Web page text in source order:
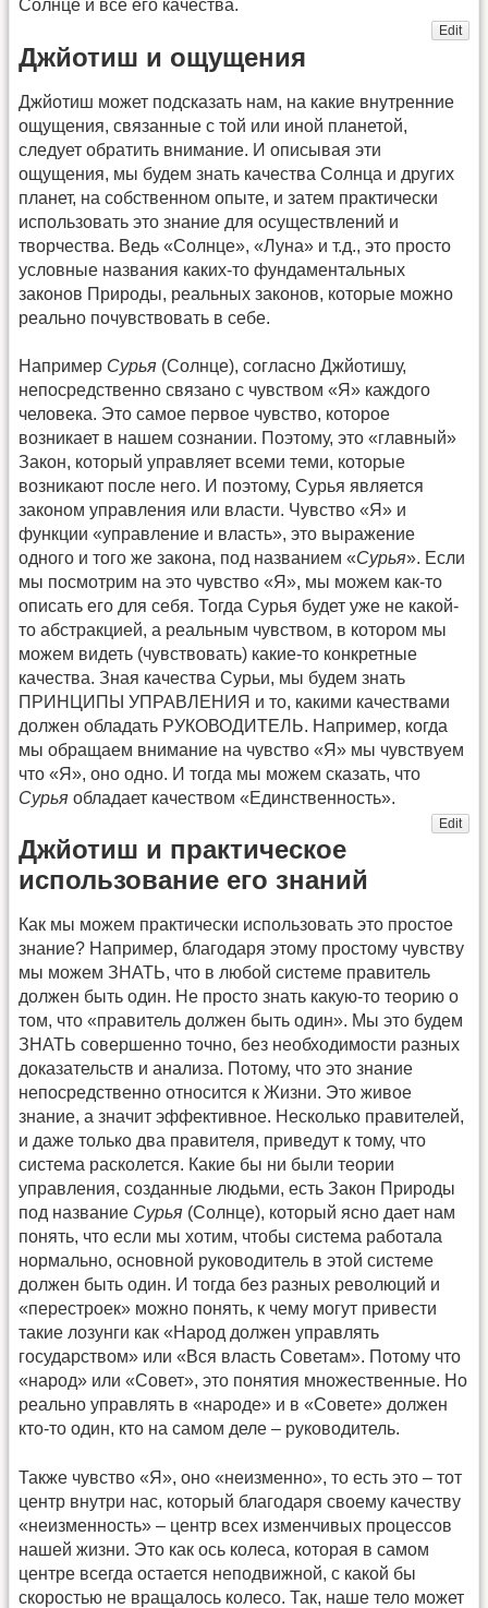
Солнце и все его качества.
Edit
Джйотиш и ощущения
Джйотиш может подсказать нам, на какие внутренние
ощущения, связанные с той или иной планетой,
следует обратить внимание. И описывая эти
ощущения, мы будем знать качества Солнца и других
планет, на собственном опыте, и затем практически
использовать это знание для осуществлений и
творчества. Ведь «Солнце», «Луна» и т.д., это просто
условные названия каких-то фундаментальных
законов Природы, реальных законов, которые можно
реально почувствовать в себе.
Например Сурья (Солнце), согласно Джйотишу,
непосредственно связано с чувством «Я» каждого
человека. Это самое первое чувство, которое
возникает в нашем сознании. Поэтому, это «главный»
Закон, который управляет всеми теми, которые
возникают после него. И поэтому, Сурья является
законом управления или власти. Чувство «Я» и
функции «управление и власть», это выражение
одного и того же закона, под названием «Сурья». Если
мы посмотрим на это чувство «Я», мы можем как-то
описать его для себя. Тогда Сурья будет уже не какой-
то абстракцией, а реальным чувством, в котором мы
можем видеть (чувствовать) какие-то конкретные
качества. Зная качества Сурьи, мы будем знать
ПРИНЦИПЫ УПРАВЛЕНИЯ и то, какими качествами
должен обладать РУКОВОДИТЕЛЬ. Например, когда
мы обращаем внимание на чувство «Я» мы чувствуем
что «Я», оно одно. И тогда мы можем сказать, что
Сурья обладает качеством «Единственность».
Edit
Джйотиш и практическое
использование его знаний
Как мы можем практически использовать это простое
знание? Например, благодаря этому простому чувству
мы можем ЗНАТЬ, что в любой системе правитель
должен быть один. Не просто знать какую-то теорию о
том, что «правитель должен быть один». Мы это будем
ЗНАТЬ совершенно точно, без необходимости разных
доказательств и анализа. Потому, что это знание
непосредственно относится к Жизни. Это живое
знание, а значит эффективное. Несколько правителей,
и даже только два правителя, приведут к тому, что
система расколется. Какие бы ни были теории
управления, созданные людьми, есть Закон Природы
под название Сурья (Солнце), который ясно дает нам
понять, что если мы хотим, чтобы система работала
нормально, основной руководитель в этой системе
должен быть один. И тогда без разных революций и
«перестроек» можно понять, к чему могут привести
такие лозунги как «Народ должен управлять
государством» или «Вся власть Советам». Потому что
«народ» или «Совет», это понятия множественные. Но
реально управлять в «народе» и в «Совете» должен
кто-то один, кто на самом деле – руководитель.
Также чувство «Я», оно «неизменно», то есть это – тот
центр внутри нас, который благодаря своему качеству
«неизменность» – центр всех изменчивых процессов
нашей жизни. Это как ось колеса, которая в самом
центре всегда остается неподвижной, с какой бы
скоростью не вращалось колесо. Так, наше тело может